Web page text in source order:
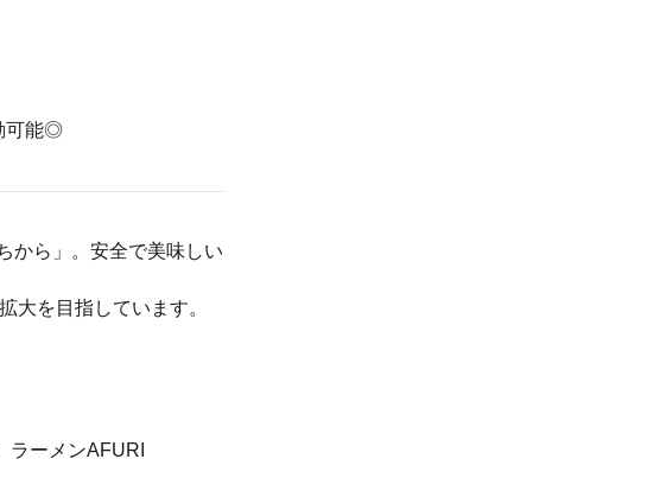
可能◎
から」。安全で美味しい
大を目指しています。
ラーメンAFURI